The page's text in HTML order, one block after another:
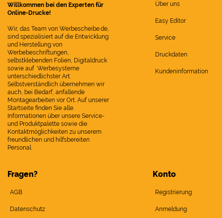
Willkommen bei den Experten für
Online-Drucke!
Wir, das Team von Werbescheibe.de,
sind spezialisiert auf die Entwicklung
und Herstellung von
Werbebeschriftungen,
selbstklebenden Folien, Digitaldruck
sowie auf Werbesysteme
unterschiedlichster Art.
Selbstverständlich übernehmen wir
auch, bei Bedarf, anfallende
Montagearbeiten vor Ort. Auf unserer
Startseite finden Sie alle
Informationen über unsere Service-
und Produktpalette sowie die
Kontaktmöglichkeiten zu unserem
freundlichen und hilfsbereiten
Personal.
Über uns
Easy Editor
Service
Druckdaten
Kundeninformation
Fragen?
AGB
Datenschutz
Konto
Registrierung
Anmeldung